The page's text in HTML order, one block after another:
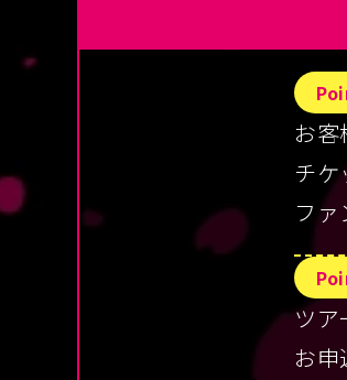
お客
チ
フ
ツア
お申